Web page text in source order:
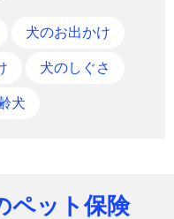
犬のお出かけ
犬のしぐさ
犬
ペット保険